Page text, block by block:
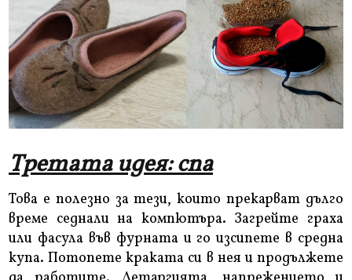
Третата идея: спа
Това е полезно за тези, които прекарват дълго
време седнали на компютъра. Загрейте граха
или фасула във фурната и го изсипете в средна
купа. Потопете краката си в нея и продължете